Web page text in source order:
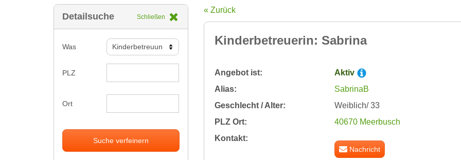
Detailsuche Schließen
Was
PLZ
Ort
Suche verfeinern
« Zurück
Kinderbetreuerin: Sabrina
Angebot ist:
Aktiv
Alias:
SabrinaB
Geschlecht / Alter:
Weiblich/ 33
PLZ Ort:
40670 Meerbusch
Kontakt:
Nachricht